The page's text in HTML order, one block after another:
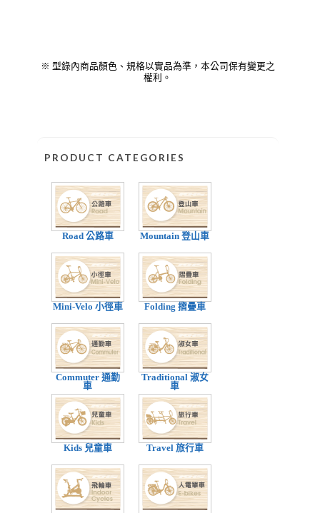
※ 型錄內商品顏色、規格以實品為準，本公司保有變更之
權利。
PRODUCT CATEGORIES
Road 公路車 Mountain 登山車
Mini-Velo 小徑車 Folding 摺疊車
Commuter 通勤
車
Traditional 淑女
車
Kids 兒童車 Travel 旅行車